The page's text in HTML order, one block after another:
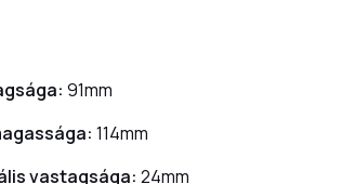
91mm
114mm
vastagsága:24mm